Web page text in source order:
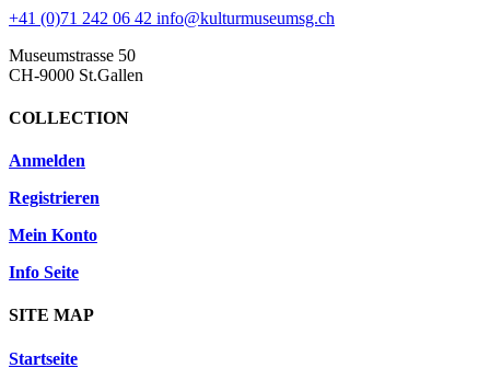
+41 (0)71 242 06 42 info@kulturmuseumsg.ch
Museumstrasse 50
CH-9000 St.Gallen
COLLECTION
Anmelden
Registrieren
Mein Konto
Info Seite
SITE MAP
Startseite